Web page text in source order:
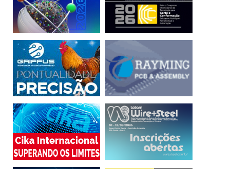
(35)9230-0788 (WhatsApp)
APL do Vale da Eletrônica Fivel
inteligência artificial
Santa Rita do Sapucaí
Vale da Eletrônica